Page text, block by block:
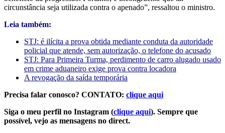
circunstância seja utilizada contra o apenado”, ressaltou o ministro.
Leia também:
STJ: é ilícita a prova obtida mediante conduta da autoridade
policial que atende, sem autorização, o telefone do acusado
STJ: Para Primeira Turma, perdimento de carro alugado usado
em crime aduaneiro exige prova contra locadora
A revogação da saída temporária
Precisa falar conosco? CONTATO: clique aqui
Siga o meu perfil no Instagram (clique aqui). Sempre que
possível, vejo as mensagens no direct.